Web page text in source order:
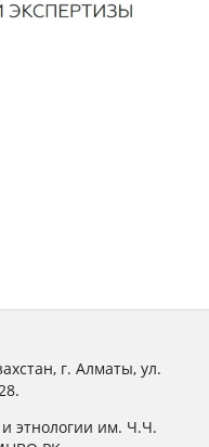
г. Алматы, ул.
этнологии им. Ч.Ч.